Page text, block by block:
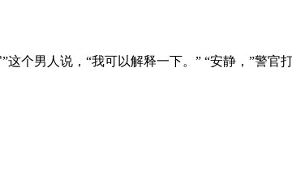
个男人说，“我可以解释一下。” “安静，”警官